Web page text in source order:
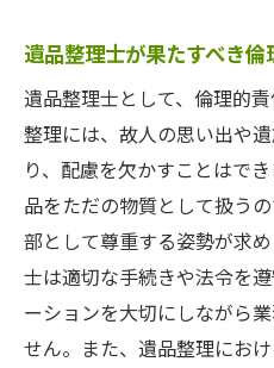
遺品整理士が果たすべき倫
遺品整理士として、倫理的
整理には、故人の思い出や
り、配慮を欠かすことはで
品をただの物質として扱う
部として尊重する姿勢が求
士は適切な手続きや法令を
ーションを大切にしながら
せん。また、遺品整理にお